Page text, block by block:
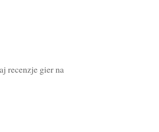
recenzje gier na